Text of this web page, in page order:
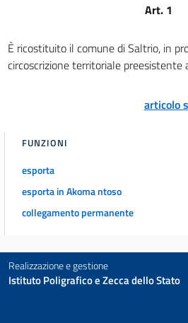
Art. 1
È ricostituito il comune di Saltrio, in
circoscrizione territoriale preesistente
articolo
FUNZIONI
esporta
esporta in Akoma ntoso
collegamento permanente
Realizzazione e gestione
Istituto Poligrafico e Zecca dello Stato